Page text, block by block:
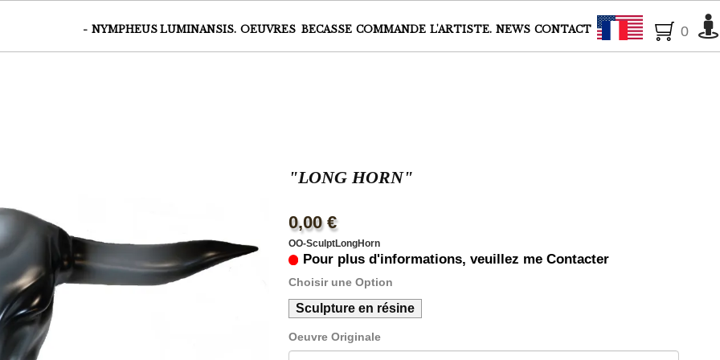
| Tirages sur Papier | Tirage sur verre plexiglass |Artiste animalier | Artiste Peintre animalier | Peintre animalier | Laurence Saunois |Faune
- NYMPHEUS LUMINANSIS. OEUVRES BECASSE COMMANDE L'ARTISTE. NEWS CONTACT Français
0
"LONG HORN"
0,00 €
OO-SculptLongHorn
Pour plus d'informations, veuillez me Contacter
Choisir une Option
Sculpture en résine
Oeuvre Originale